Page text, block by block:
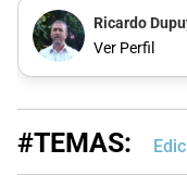
Ricardo
Ver Perfil
#TEMAS: